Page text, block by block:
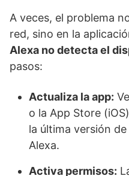
A veces, el problema
red, sino en la
Alexa no detecta el
pasos:
Actualiza la app:
o la App Store
la última versión
Alexa.
Activa permisos: